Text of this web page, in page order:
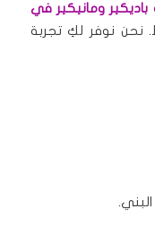
ومانيكير في
نحن نوفر لكِ تجربة